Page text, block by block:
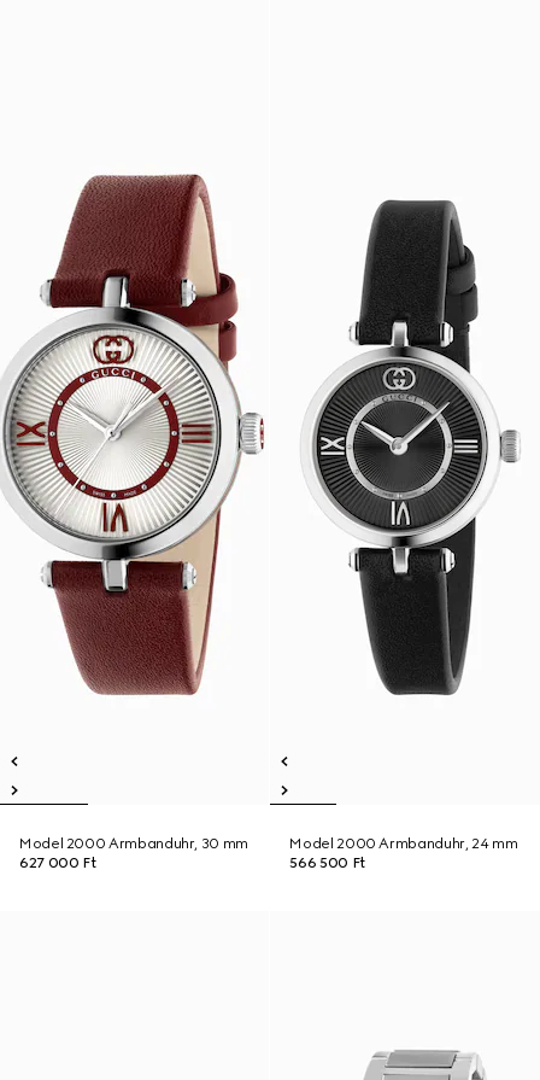
Model 2000 Armbanduhr, 30 mm
627 000 Ft
Model 2000 Armbanduhr, 24 mm
566 500 Ft